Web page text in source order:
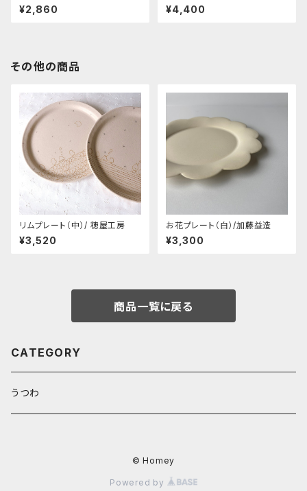
¥2,860 ¥4,400
その他の商品
リムプレート（中）/ 穂屋工房
¥3,520
お花プレート（白）/加藤益造
¥3,300
商品一覧に戻る
CATEGORY
うつわ
© Homey
Powered by